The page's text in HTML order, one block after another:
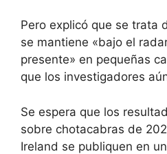
Pero explicó que se trata
se mantiene «bajo el
presente» en pequeñas
que los investigadores
Se espera que los
sobre chotacabras de
Ireland se publiquen en